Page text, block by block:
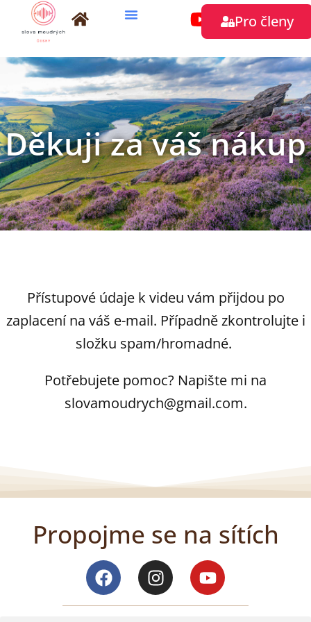
Přeskočit
Pro členy
Děkuji za váš nákup
Přístupové údaje k videu vám přijdou po
zaplacení na váš e-mail. Případně zkontrolujte i
složku spam/hromadné.
Potřebujete pomoc? Napište mi na
slovamoudrych@gmail.com.
Propojme se na sítích
FacebookInstagramYoutube